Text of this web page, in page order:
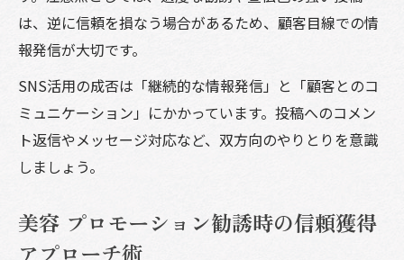
は、逆に信頼を損なう場合があるため、顧客目線での情
報発信が大切です。
SNS活用の成否は「継続的な情報発信」と「顧客とのコ
ミュニケーション」にかかっています。投稿へのコメン
ト返信やメッセージ対応など、双方向のやりとりを意識
しましょう。
美容 プロモーション勧誘時の信頼獲得
アプローチ術